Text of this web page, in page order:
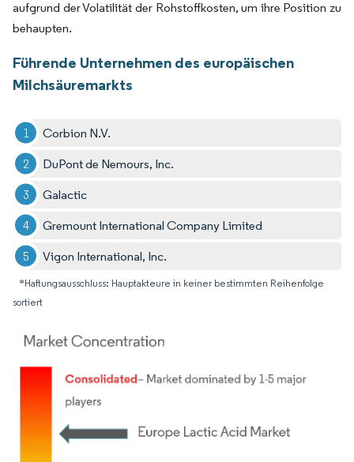
aufgrund der Volatilität der Rohstoffkosten, um ihre Position zu
behaupten.
Führende Unternehmen des europäischen
Milchsäuremarkts
Corbion N.V.
DuPont de Nemours, Inc.
Galactic
Gremount International Company Limited
Vigon International, Inc.
*Haftungsausschluss: Hauptakteure in keiner bestimmten Reihenfolge
sortiert